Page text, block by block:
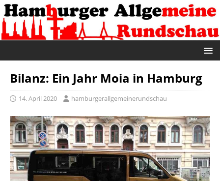
Bilanz: Ein Jahr Moia in Hamburg
14. April 2020 hamburgerallgemeinerundschau